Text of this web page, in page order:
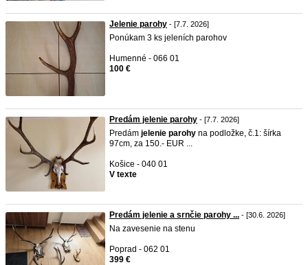
Jelenie parohy - [7.7. 2026]
Ponúkam 3 ks jeleních parohov
Humenné - 066 01
100 €
Predám jelenie parohy - [7.7. 2026]
Predám jelenie parohy na podložke, č.1: šírka
97cm, za 150.- EUR ...
Košice - 040 01
V texte
Predám jelenie a srnčie parohy ... - [30.6. 2026]
Na zavesenie na stenu
Poprad - 062 01
399 €